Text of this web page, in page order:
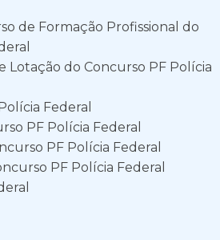
de Formação Profissional do
Lotação do Concurso PF Polícia
Federal
PF Polícia Federal
PF Polícia Federal
PF Polícia Federal